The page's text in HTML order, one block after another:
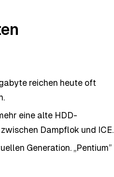
reichen heute oft
eine alte HDD-
Dampflok und ICE.
Generation. „Pentium”